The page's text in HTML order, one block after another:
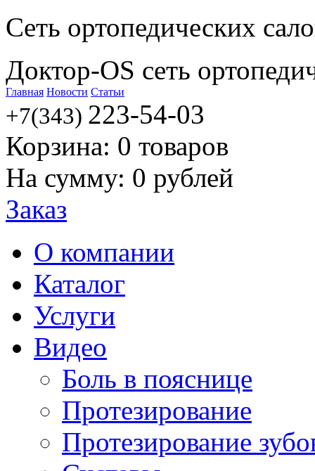
Сеть ортопедических
Доктор-OS сеть
Главная Новости Статьи
+7(343) 223-54-03
Корзина: 0 товаров
На сумму: 0 рублей
Заказ
О компании
Каталог
Услуги
Видео
Боль в пояснице
Протезирование
Протезирование